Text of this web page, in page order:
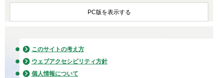
PC版を表示する
このサイトの考え方
ウェブアクセシビリティ方針
個人情報について